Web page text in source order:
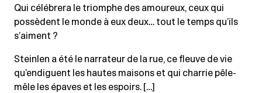
Qui célébrera le triomphe des amoureux, ceux qui
possèdent le monde à eux deux… tout le temps qu’ils
s’aiment ?
Steinlen a été le narrateur de la rue, ce fleuve de vie
qu’endiguent les hautes maisons et qui charrie pêle-
mêle les épaves et les espoirs. […]